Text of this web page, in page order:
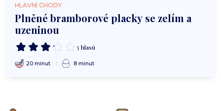
HLAVNÍ CHODY
Plněné bramborové placky se zelím a
uzeninou
5 hlasů
20 minut 8 minut